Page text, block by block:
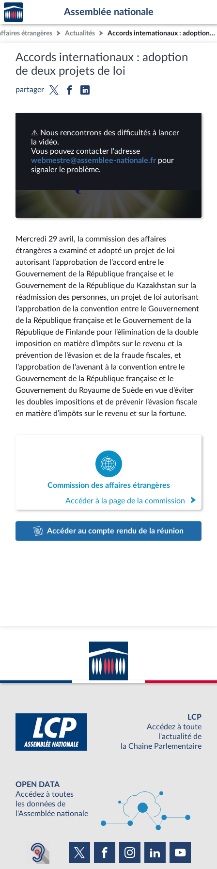
Aller au contenu
Aller en bas de la page
Accèder
à la
page
d'accueil
Assemblée nationale
étrangères Actualités Accords internationaux : adoption de deux projets de loi
Accords internationaux : adoption
de deux projets de loi
partager
la
vidéo
⚠️ Nous rencontrons des difficultés à lancer
la vidéo.
Vous pouvez contacter l'adresse
webmestre@assemblee-nationale.fr pour
signaler le problème.
Mercredi 29 avril, la commission des affaires
étrangères a examiné et adopté un projet de loi
autorisant l’approbation de l’accord entre le
Gouvernement de la République française et le
Gouvernement de la République du Kazakhstan sur la
réadmission des personnes, un projet de loi autorisant
l’approbation de la convention entre le Gouvernement
de la République française et le Gouvernement de la
République de Finlande pour l’élimination de la double
imposition en matière d’impôts sur le revenu et la
prévention de l’évasion et de la fraude fiscales, et
l’approbation de l’avenant à la convention entre le
Gouvernement de la République française et le
Gouvernement du Royaume de Suède en vue d’éviter
les doubles impositions et de prévenir l’évasion fiscale
en matière d’impôts sur le revenu et sur la fortune.
Commission des affaires étrangères
Accéder à la page de la commission
Accéder au compte rendu de la réunion
LCP
Accédez à toute
l'actualité de
la Chaine Parlementaire
OPEN DATA
Accédez à toutes
les données de
l'Assemblée nationale